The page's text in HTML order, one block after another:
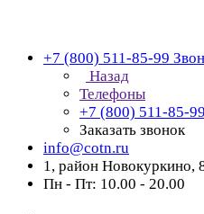
+7 (800) 511-85-99
Назад
Телефоны
+7 (800) 511-85-99
Заказать звонок
info@cotn.ru
1, район Новокуркино,
Пн - Пт: 10.00 - 20.00